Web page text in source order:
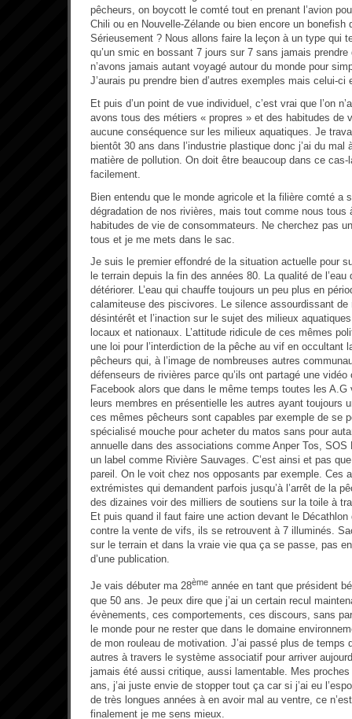
pêcheurs, on boycott le comté tout en prenant l’avion
Chili ou en Nouvelle-Zélande ou bien encore un bonefish
Sérieusement ? Nous allons faire la leçon à un type qui
qu’un smic en bossant 7 jours sur 7 sans jamais
n’avons jamais autant voyagé autour du monde pour
J’aurais pu prendre bien d’autres exemples mais celui-
Et puis d’un point de vue individuel, c’est vrai que l’on
avons tous des métiers « propres » et des habitudes de
aucune conséquence sur les milieux aquatiques. Je
bientôt 30 ans dans l’industrie plastique donc j’ai du mal
matière de pollution. On doit être beaucoup dans ce cas-
facilement.
Bien entendu que le monde agricole et la filière comté a
dégradation de nos rivières, mais tout comme nous tous
habitudes de vie de consommateurs. Ne cherchez pas
tous et je me mets dans le sac.
Je suis le premier effondré de la situation actuelle pour
le terrain depuis la fin des années 80. La qualité de
détériorer. L’eau qui chauffe toujours un peu plus en
calamiteuse des piscivores. Le silence assourdissant de
désintérêt et l’inaction sur le sujet des milieux
locaux et nationaux. L’attitude ridicule de ces mêmes
une loi pour l’interdiction de la pêche au vif en occultant
pêcheurs qui, à l’image de nombreuses autres
défenseurs de rivières parce qu’ils ont partagé une
Facebook alors que dans le même temps toutes les A.G
leurs membres en présentielle les autres ayant toujours
ces mêmes pêcheurs sont capables par exemple de se
spécialisé mouche pour acheter du matos sans pour
annuelle dans des associations comme Anper Tos, SOS
un label comme Rivière Sauvages. C’est ainsi et pas
pareil. On le voit chez nos opposants par exemple. Ces
extrémistes qui demandent parfois jusqu’à l’arrêt de la
des dizaines voir des milliers de soutiens sur la toile à
Et puis quand il faut faire une action devant le
contre la vente de vifs, ils se retrouvent à 7 illuminés.
sur le terrain et dans la vraie vie qua ça se passe, pas
d’une publication.
Je vais débuter ma 28ème année en tant que président
que 50 ans. Je peux dire que j’ai un certain recul
évènements, ces comportements, ces discours, sans
le monde pour ne rester que dans le domaine
de mon rouleau de motivation. J’ai passé plus de temps
autres à travers le système associatif pour arriver
jamais été aussi critique, aussi lamentable. Mes
ans, j’ai juste envie de stopper tout ça car si j’ai eu
de très longues années à en avoir mal au ventre, ce
finalement je me sens mieux.